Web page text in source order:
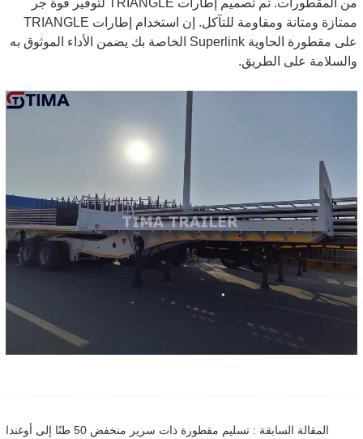
من المقطورات. تم تصميم إطارات TRIANGLE لتوفير قوة جر
ممتازة ومتانة ومقاومة للتآكل. إن استخدام إطارات TRIANGLE
على مقطورة الحاوية Superlink الخاصة بك يضمن الأداء الموثوق به
والسلامة على الطريق.
المقالة السابقة : تسليم مقطورة ذات سرير منخفض 50 طنًا إلى أوغندا